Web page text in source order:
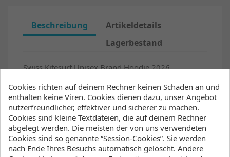
Beschreibung
Artikeldetails
Lagerbestand
Swiss Kitesurf Unisex Brand Hoodie 2026
Cropped unisex Kaputzenpullover in oversized fit.
Überkreutzter Kaputzenansatz ohne Kordeln. Boxy
Fit
Druck in Pantone beige 7499C
Doppellagige Kapuze aus Oberstoff
Keine Kordeln
Cookies richten auf deinem Rechner keinen Schaden an und
enthalten keine Viren. Cookies dienen dazu, unser Angebot
nutzerfreundlicher, effektiver und sicherer zu machen.
Cookies sind kleine Textdateien, die auf deinem Rechner
abgelegt werden. Die meisten der von uns verwendeten
Cookies sind so genannte “Session-Cookies”. Sie werden
nach Ende Ihres Besuchs automatisch gelöscht. Andere